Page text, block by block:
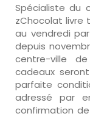
Spécialiste du
zChocolat livre
au vendredi
depuis
centre-ville
cadeaux
parfaite
adressé par
confirmation